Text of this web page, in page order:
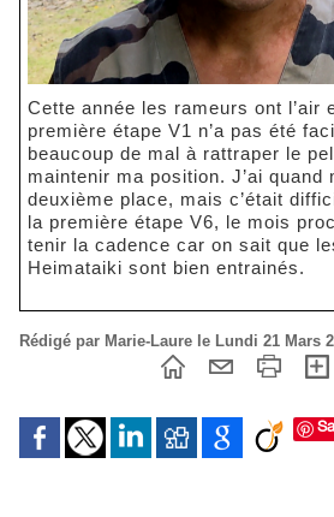
Cette année les rameurs ont l’air en forme et la
première étape V1 n’a pas été
beaucoup de mal à rattraper le
maintenir ma position. J’ai quand
deuxième place, mais c’était
la première étape V6, le mois
tenir la cadence car on sait que
Heimataiki sont bien entrainés.
Rédigé par Marie-Laure le Lundi 21 Mars